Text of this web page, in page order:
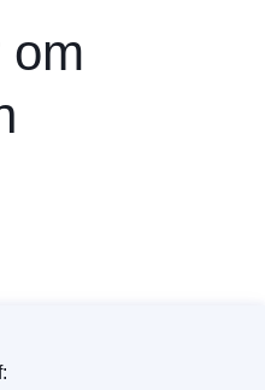
om